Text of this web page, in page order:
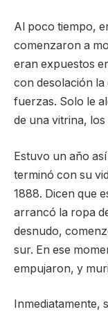
Al poco tiempo,
comenzaron a
eran expuestos
con desolación la
fuerzas. Solo le
de una vitrina,
Estuvo un año
terminó con su
1888. Dicen que
arrancó la ropa
desnudo,
sur. En ese
empujaron, y
Inmediatamente,